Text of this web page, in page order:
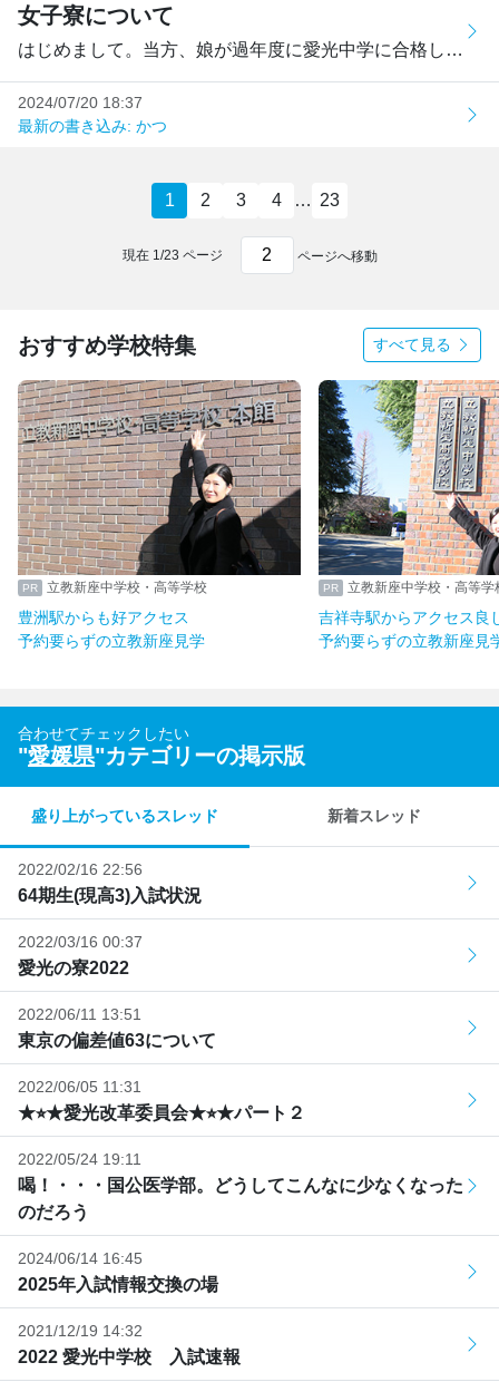
女子寮について
はじめまして。当方、娘が過年度に愛光中学に合格したもので...
2024/07/20 18:37
最新の書き込み: かつ
1 2 3 4 … 23
現在 1/23 ページ ページへ移動
おすすめ学校特集 すべて見る
校・高等学校
アクセス
教新座見学
立教新座中学校・高等学校
吉祥寺駅からアクセス良し
予約要らずの立教新座見学
合わせてチェックしたい
"愛媛県"カテゴリーの掲示版
盛り上がっているスレッド 新着スレッド
2022/02/16 22:56
64期生(現高3)入試状況
2022/03/16 00:37
愛光の寮2022
2022/06/11 13:51
東京の偏差値63について
2022/06/05 11:31
★⭐︎★愛光改革委員会★⭐︎★パート２
2022/05/24 19:11
喝！・・・国公医学部。どうしてこんなに少なくなった
のだろう
2024/06/14 16:45
2025年入試情報交換の場
2021/12/19 14:32
2022 愛光中学校 入試速報